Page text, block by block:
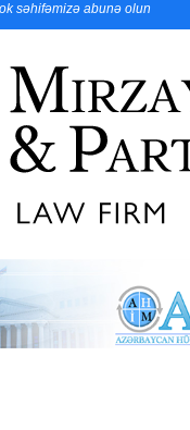
səhifəmizə abunə olun